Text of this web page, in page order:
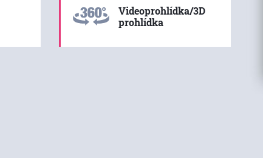
Videoprohlídka/3D
prohlídka